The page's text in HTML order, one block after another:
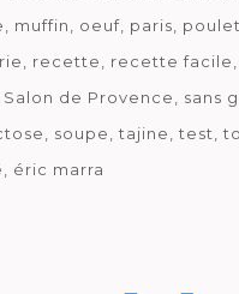
muffin oeuf paris poulet
recette recette facile
Salon de Provence
sans
soupe tajine test
éric marra